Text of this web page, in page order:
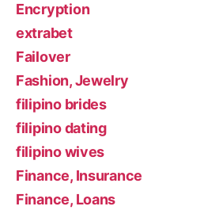
Encryption
extrabet
Failover
Fashion, Jewelry
filipino brides
filipino dating
filipino wives
Finance, Insurance
Finance, Loans